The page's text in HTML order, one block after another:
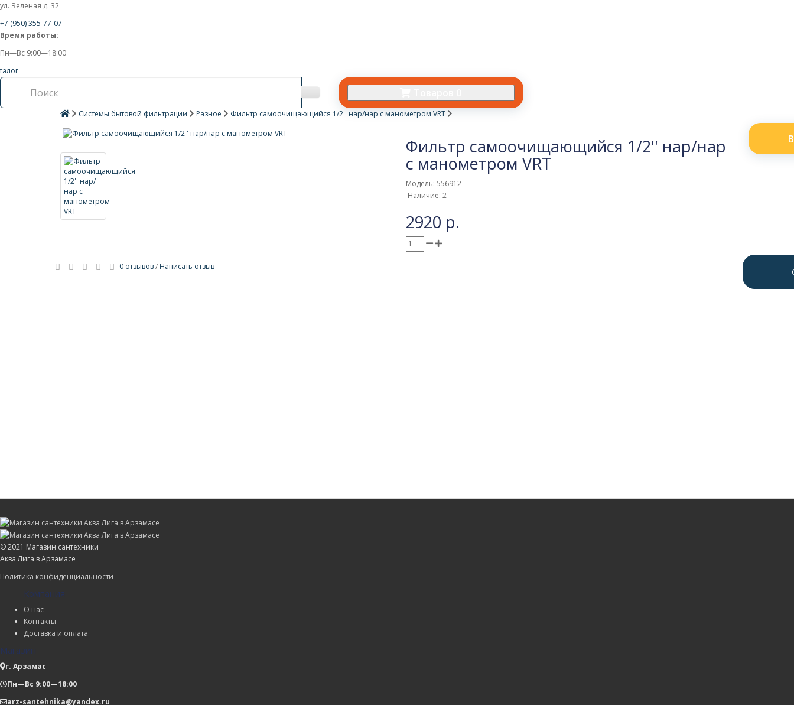
ул. Зеленая д. 32
+7 (950) 355-77-07
Время работы:
Пн—Вс 9:00—18:00
Системы бытовой фильтрации Разное Фильтр самоочищающийся 1/2'' нар/нар с манометром VRT
Фильтр самоочищающийся 1/2'' нар/нар
с манометром VRT
Модель: 556912
Наличие: 2
2920 р.
0 отзывов/ Написать отзыв
© 2021 Магазин сантехники
Аква Лига в Арзамасе
Политика конфиденциальности
Компания
О нас
Контакты
Доставка и оплата
Магазин
г. Арзамас
Пн—Вс 9:00—18:00
arz-santehnika@yandex.ru